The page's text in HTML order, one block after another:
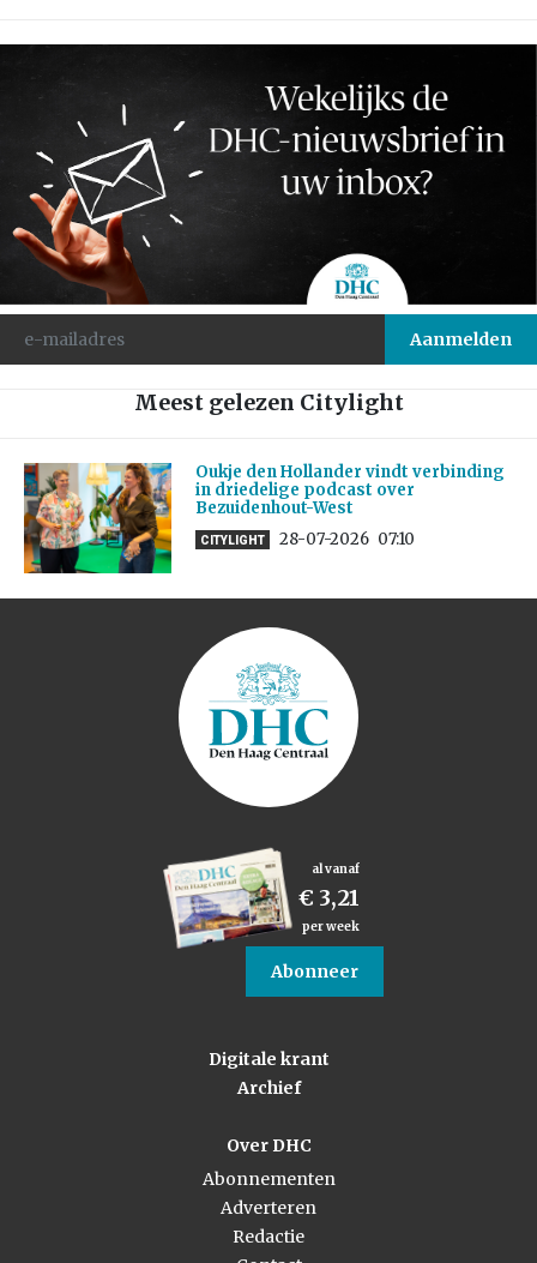
Meest gelezen Citylight
Oukje den Hollander vindt verbinding
in driedelige podcast over
Bezuidenhout-West
CITYLIGHT 28-07-2026 07:10
al vanaf
€ 3,21
per week
Abonneer
Digitale krant
Archief
Over DHC
Abonnementen
Adverteren
Redactie